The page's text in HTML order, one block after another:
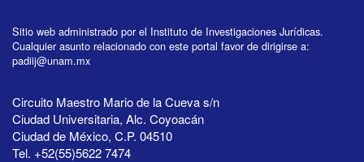
Sitio web administrado por el Instituto de Investigaciones Jurídicas.
Cualquier asunto relacionado con este portal favor de dirigirse a:
padiij@unam.mx
Circuito Maestro Mario de la Cueva s/n
Ciudad Universitaria, Alc. Coyoacán
Ciudad de México, C.P. 04510
Tel. +52(55)5622 7474